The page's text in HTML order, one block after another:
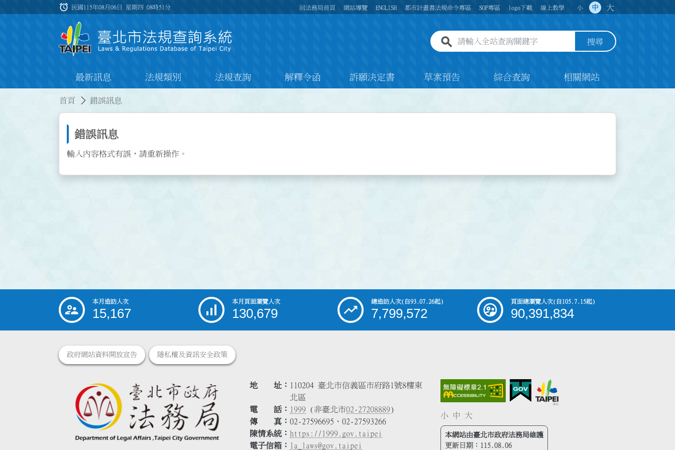
:::
alarm 民國115年08月06日 星期四08時51分 回法務局首頁 網站導覽 ENGLISH 都市計畫書法規命令專區 SOP專區 logo下載 線上教學 小 中 大
全站查詢關鍵字欄位 搜尋
最新訊息 法規類別 法規查詢 解釋令函 訴願決定書 草案預告 綜合查詢 相關網站
首頁 錯誤訊息
錯誤訊息
輸入內容格式有誤，請重新操作。
::: 本月造訪人次
15,167
本月頁面瀏覽人次
130,679
總造訪人次(自93.07.26起)
7,799,572
頁面總瀏覽人次(自105.7.15起)
90,391,834
政府網站資料開放宣告 隱私權及資訊安全政策
地 址
110204 臺北市信義區市府路1號8樓東
北區
電 話
1999 (非臺北市02-27208889)
傳 真
02-27596695、02-27593266
陳情系統
https://1999.gov.taipei
電子信箱
la_laws@gov.taipei
小 中 大
本網站由臺北市政府法務局維護
更新日期： 115.08.06